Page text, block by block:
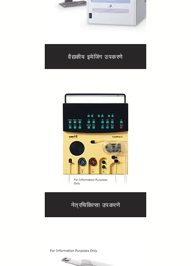
वैद्यकीय इमेजिंग उपकरणे
नेत्रचिकित्सा उपकरणे